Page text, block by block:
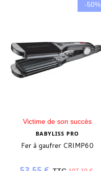
-50%
Victime de son succès
BABYLISS PRO
Fer à gaufrer CRIMP60